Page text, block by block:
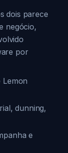
dois parece
negócio,
por
Lemon
dunning,
e